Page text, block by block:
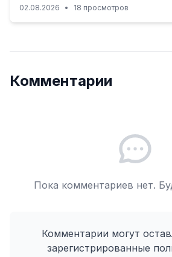
02.08.2026 • 18 просмотров
Комментарии
Пока комментариев нет.
Комментарии могут
зарегистрированные